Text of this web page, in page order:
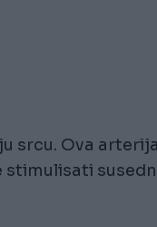
srcu. Ova
stimulisati